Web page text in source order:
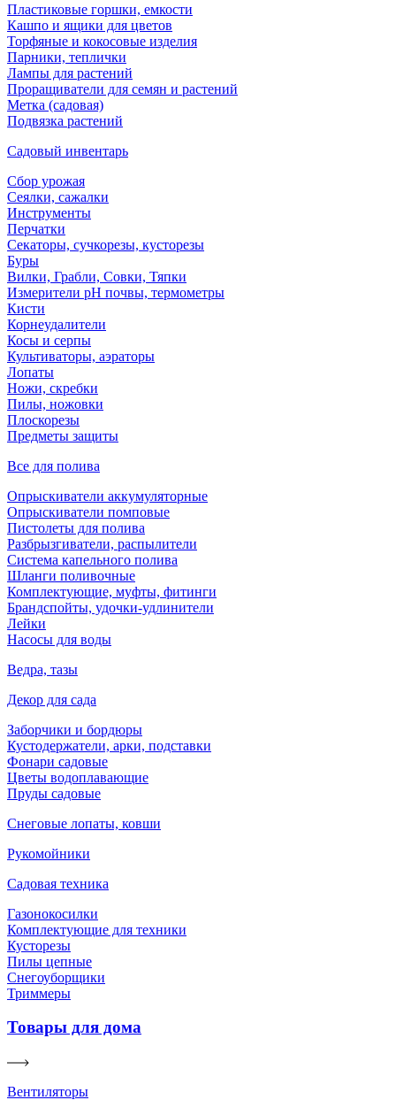
Пластиковые горшки, емкости
Кашпо и ящики для цветов
Торфяные и кокосовые изделия
Парники, теплички
Лампы для растений
Проращиватели для семян и растений
Метка (садовая)
Подвязка растений
Садовый инвентарь
Сбор урожая
Сеялки, сажалки
Инструменты
Перчатки
Секаторы, сучкорезы, кусторезы
Буры
Вилки, Грабли, Совки, Тяпки
Измерители pH почвы, термометры
Кисти
Корнеудалители
Косы и серпы
Культиваторы, аэраторы
Лопаты
Ножи, скребки
Пилы, ножовки
Плоскорезы
Предметы защиты
Все для полива
Опрыскиватели аккумуляторные
Опрыскиватели помповые
Пистолеты для полива
Разбрызгиватели, распылители
Система капельного полива
Шланги поливочные
Комплектующие, муфты, фитинги
Брандспойты, удочки-удлинители
Лейки
Насосы для воды
Ведра, тазы
Декор для сада
Заборчики и бордюры
Кустодержатели, арки, подставки
Фонари садовые
Цветы водоплавающие
Пруды садовые
Снеговые лопаты, ковши
Рукомойники
Садовая техника
Газонокосилки
Комплектующие для техники
Кусторезы
Пилы цепные
Снегоуборщики
Триммеры
Товары для дома
Вентиляторы